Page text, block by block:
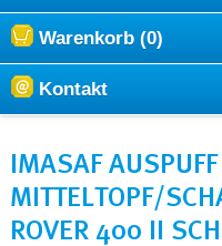
Warenkorb (0)
Kontakt
IMASAF AUSPUFF
MITTELTOPF/
ROVER 400 II